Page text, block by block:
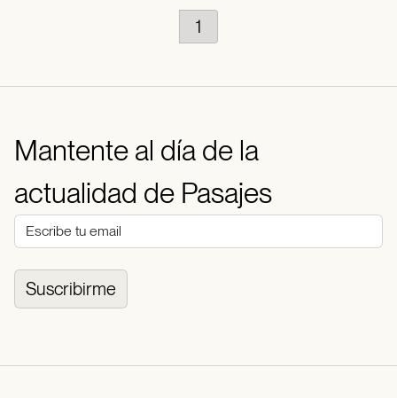
1
Mantente al día de la
actualidad de Pasajes
Suscribirme